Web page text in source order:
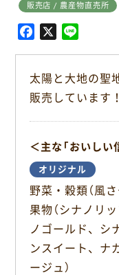
販売店 / 農産物直売所
e
b
k
X
e
太陽と大地の聖
販売しています！
＜主な「おいしい
オリジナル
野菜・穀類（風さ
果物（シナノリ
ノゴールド、シ
ンスイート、ナ
ージュ）